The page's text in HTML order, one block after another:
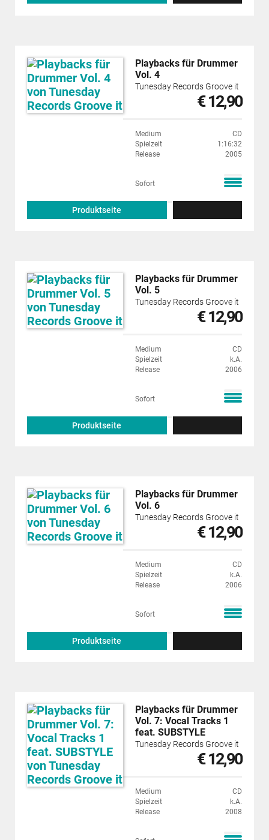
Playbacks für Drummer
Vol. 4
Tunesday Records Groove it
€ 12,90
Medium
CD
Spielzeit
1:16:32
Release
2005
Sofort
Produktseite
Playbacks für Drummer
Vol. 5
Tunesday Records Groove it
€ 12,90
Medium
CD
Spielzeit
k.A.
Release
2006
Sofort
Produktseite
Playbacks für Drummer
Vol. 6
Tunesday Records Groove it
€ 12,90
Medium
CD
Spielzeit
k.A.
Release
2006
Sofort
Produktseite
Playbacks für Drummer
Vol. 7: Vocal Tracks 1
feat. SUBSTYLE
Tunesday Records Groove it
€ 12,90
Medium
CD
Spielzeit
k.A.
Release
2008